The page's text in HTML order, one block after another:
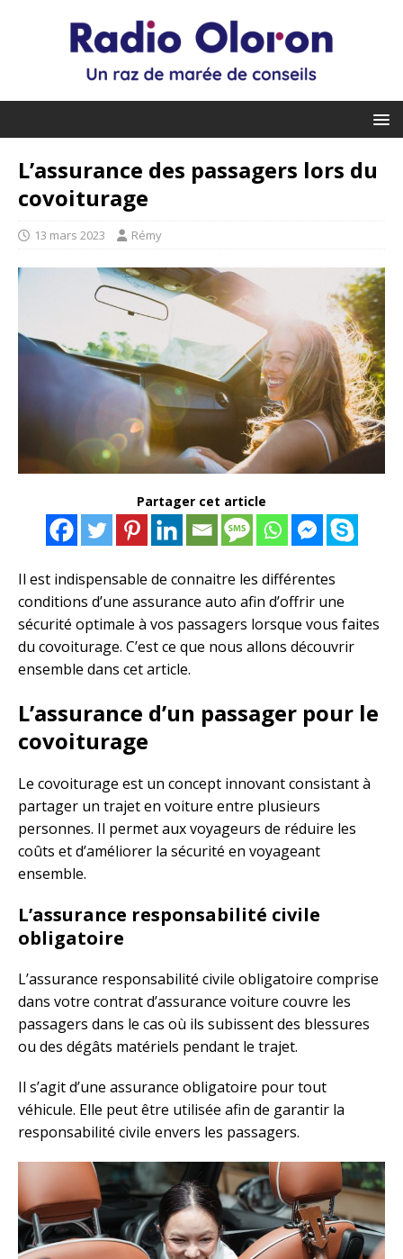
L’assurance des passagers lors du
covoiturage
13 mars 2023 Rémy
Partager cet article
Il est indispensable de connaitre les différentes
conditions d’une assurance auto afin d’offrir une
sécurité optimale à vos passagers lorsque vous faites
du covoiturage. C’est ce que nous allons découvrir
ensemble dans cet article.
L’assurance d’un passager pour le
covoiturage
Le covoiturage est un concept innovant consistant à
partager un trajet en voiture entre plusieurs
personnes. Il permet aux voyageurs de réduire les
coûts et d’améliorer la sécurité en voyageant
ensemble.
L’assurance responsabilité civile
obligatoire
L’assurance responsabilité civile obligatoire comprise
dans votre contrat d’assurance voiture couvre les
passagers dans le cas où ils subissent des blessures
ou des dégâts matériels pendant le trajet.
Il s’agit d’une assurance obligatoire pour tout
véhicule. Elle peut être utilisée afin de garantir la
responsabilité civile envers les passagers.